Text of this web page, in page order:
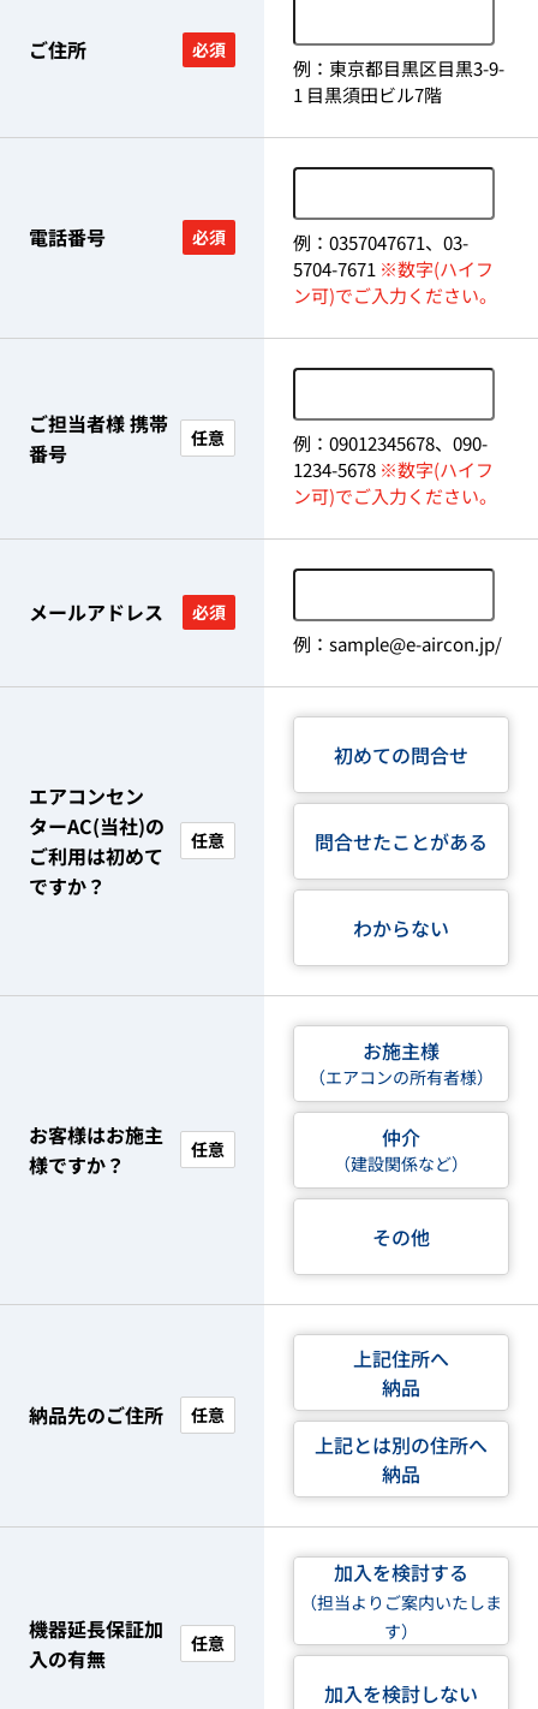
ご住所 必須
例：東京都目黒区目黒3-9-
1 目黒須田ビル7階
電話番号 必須
例：0357047671、03-
5704-7671 ※数字(ハイフ
ン可)でご入力ください。
ご担当者様 携帯
番号
任意
例：09012345678、090-
1234-5678 ※数字(ハイフ
ン可)でご入力ください。
メールアドレス 必須
例：sample@e-aircon.jp/
エアコンセン
ターAC(当社)の
ご利用は初めて
ですか？
任意
初めての問合せ
問合せたことがある
わからない
お客様はお施主
様ですか？
任意
お施主様
（エアコンの所有者様）
仲介
（建設関係など）
その他
納品先のご住所 任意
上記住所へ
納品
上記とは別の住所へ
納品
機器延長保証加
入の有無
任意
加入を検討する
（担当よりご案内いたしま
す）
加入を検討しない